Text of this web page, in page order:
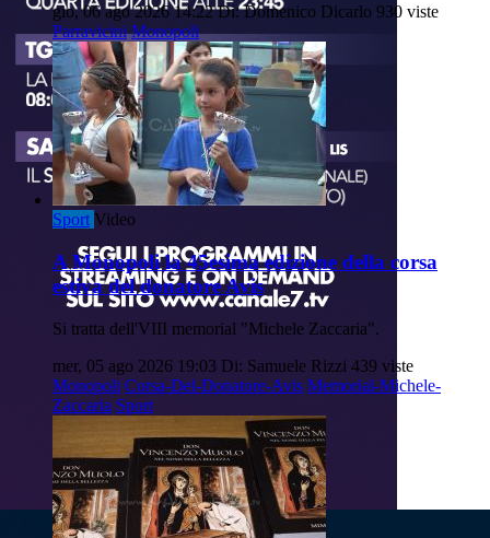
gio, 06 ago 2026 14:22 Di: Domenico Dicarlo 930 viste
Parravicini Monopoli
Sport Video
A Monopoli la 45esima edizione della corsa
estiva del donatore Avis
Si tratta dell'VIII memorial "Michele Zaccaria".
mer, 05 ago 2026 19:03 Di: Samuele Rizzi 439 viste
Monopoli Corsa-Del-Donatore-Avis Memorial-Michele-
Zaccaria Sport